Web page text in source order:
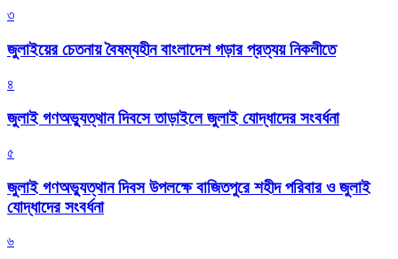
৩
জুলাইয়ের চেতনায় বৈষম্যহীন বাংলাদেশ গড়ার প্রত্যয় নিকলীতে
৪
জুলাই গণঅভ্যুত্থান দিবসে তাড়াইলে জুলাই যোদ্ধাদের সংবর্ধনা
৫
জুলাই গণঅভ্যুত্থান দিবস উপলক্ষে বাজিতপুরে শহীদ পরিবার ও জুলাই
যোদ্ধাদের সংবর্ধনা
৬